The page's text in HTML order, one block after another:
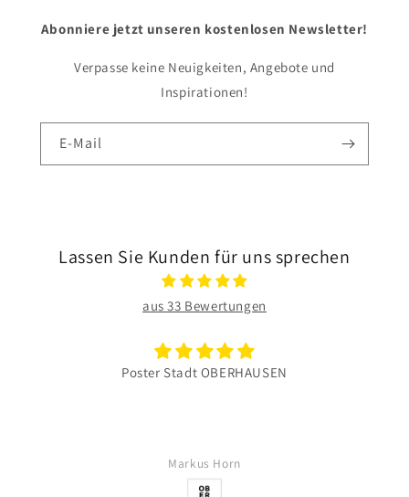
Abonniere jetzt unseren kostenlosen Newsletter!
Verpasse keine Neuigkeiten, Angebote und
Inspirationen!
E-Mail
Lassen Sie Kunden für uns sprechen
aus 33 Bewertungen
Poster Stadt OBERHAUSEN
Markus Horn